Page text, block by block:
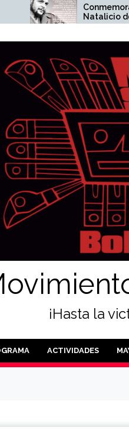
Conmemoración al 98
Natalicio del Comandante
Ernesto Che Guevara
¡Hasta la
ACTIVIDADES